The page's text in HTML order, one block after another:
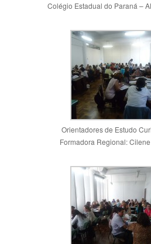
Colégio Estadual do Paraná –
Orientadores de Estudo
Formadora Regional: